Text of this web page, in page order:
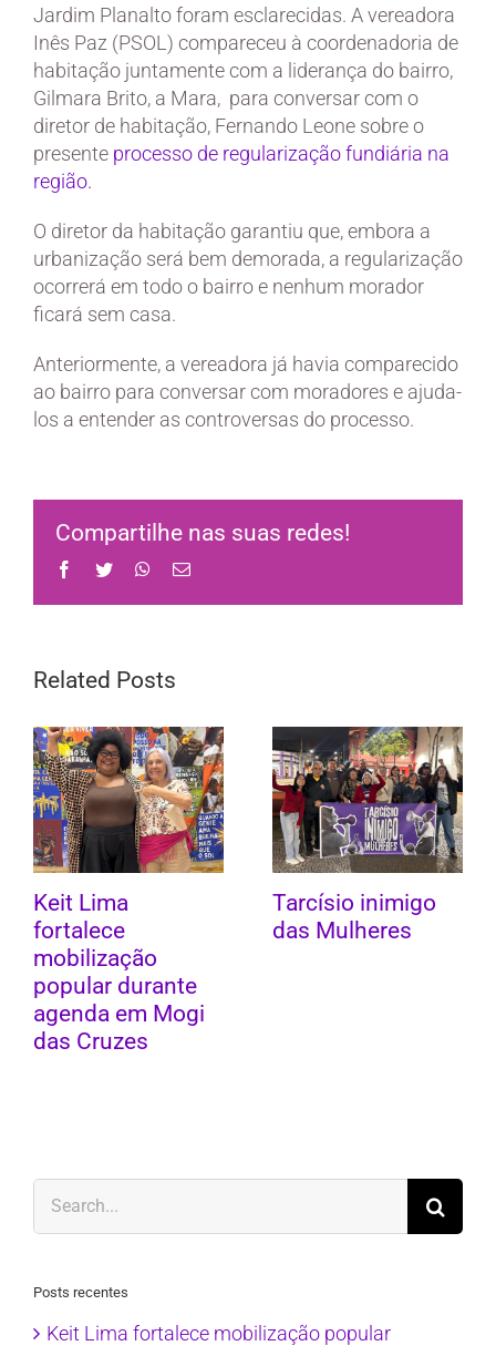
Jardim Planalto foram esclarecidas. A vereadora
Inês Paz (PSOL) compareceu à coordenadoria de
habitação juntamente com a liderança do bairro,
Gilmara Brito, a Mara, para conversar com o
diretor de habitação, Fernando Leone sobre o
presente processo de regularização fundiária na
região.
O diretor da habitação garantiu que, embora a
urbanização será bem demorada, a regularização
ocorrerá em todo o bairro e nenhum morador
ficará sem casa.
Anteriormente, a vereadora já havia comparecido
ao bairro para conversar com moradores e ajuda-
los a entender as controversas do processo.
Compartilhe nas suas redes!
Facebook
Twitter WhatsApp
Email
Related Posts
Keit Lima
fortalece
mobilização
popular durante
agenda em Mogi
das Cruzes
Tarcísio inimigo
das Mulheres
for:
Posts recentes
Keit Lima fortalece mobilização popular